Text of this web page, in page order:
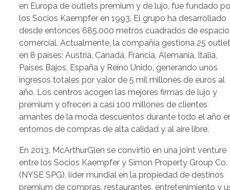
en Europa de outlets premium y de lujo, fue fundado
los Socios Kaempfer en 1993. El grupo ha desarrollado
desde entonces 685.000 metros cuadrados de espacio
comercial. Actualmente, la compañía gestiona 25
en 8 países: Austria, Canadá, Francia, Alemania, Italia,
Países Bajos, España y Reino Unido, generando unos
ingresos totales por valor de 5 mil millones de euros al
año. Los centros acogen las mejores firmas de lujo y
premium y ofrecen a casi 100 millones de clientes
amantes de la moda descuentos durante todo el año
entornos de compras de alta calidad y al aire libre.
En 2013, McArthurGlen se convirtió en una joint venture
entre los Socios Kaempfer y Simon Property Group Co.
(NYSE SPG), líder mundial en la propiedad de destinos
premium de compras, restaurantes, entretenimiento y